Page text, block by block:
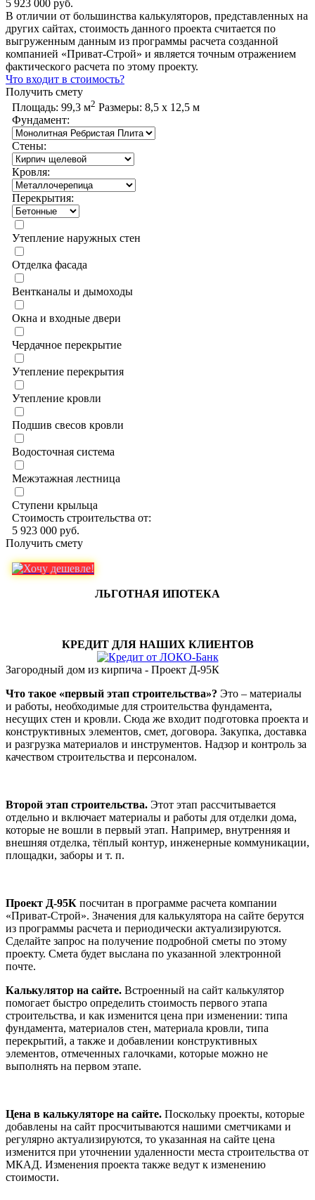
5 923 000 руб.
В отличии от большинства калькуляторов, представленных на
других сайтах, стоимость данного проекта считается по
выгруженным данным из программы расчета созданной
компанией «Приват-Строй» и является точным отражением
фактического расчета по этому проекту.
Что входит в стоимость?
Получить смету
Площадь: 99,3 м2 Размеры: 8,5 х 12,5 м
Фундамент:
Стены:
Кровля:
Перекрытия:
Утепление наружных стен
Отделка фасада
Вентканалы и дымоходы
Окна и входные двери
Чердачное перекрытие
Утепление перекрытия
Утепление кровли
Подшив свесов кровли
Водосточная система
Межэтажная лестница
Ступени крыльца
Стоимость строительства от:
5 923 000 руб.
Получить смету
ЛЬГОТНАЯ ИПОТЕКА
КРЕДИТ ДЛЯ НАШИХ КЛИЕНТОВ
Загородный дом из кирпича - Проект Д-95К
Что такое «первый этап строительства»? Это – материалы
и работы, необходимые для строительства фундамента,
несущих стен и кровли. Сюда же входит подготовка проекта и
конструктивных элементов, смет, договора. Закупка, доставка
и разгрузка материалов и инструментов. Надзор и контроль за
качеством строительства и персоналом.
Второй этап строительства. Этот этап рассчитывается
отдельно и включает материалы и работы для отделки дома,
которые не вошли в первый этап. Например, внутренняя и
внешняя отделка, тёплый контур, инженерные коммуникации,
площадки, заборы и т. п.
Проект Д-95К посчитан в программе расчета компании
«Приват-Строй». Значения для калькулятора на сайте берутся
из программы расчета и периодически актуализируются.
Сделайте запрос на получение подробной сметы по этому
проекту. Смета будет выслана по указанной электронной
почте.
Калькулятор на сайте. Встроенный на сайт калькулятор
помогает быстро определить стоимость первого этапа
строительства, и как изменится цена при изменении: типа
фундамента, материалов стен, материала кровли, типа
перекрытий, а также и добавлении конструктивных
элементов, отмеченных галочками, которые можно не
выполнять на первом этапе.
Цена в калькуляторе на сайте. Поскольку проекты, которые
добавлены на сайт просчитываются нашими сметчиками и
регулярно актуализируются, то указанная на сайте цена
изменится при уточнении удаленности места строительства от
МКАД. Изменения проекта также ведут к изменению
стоимости.